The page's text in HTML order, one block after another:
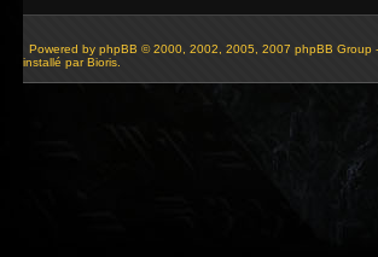
Powered by phpBB © 2000, 2002, 2005, 2007 phpBB Group
installé par Bioris.